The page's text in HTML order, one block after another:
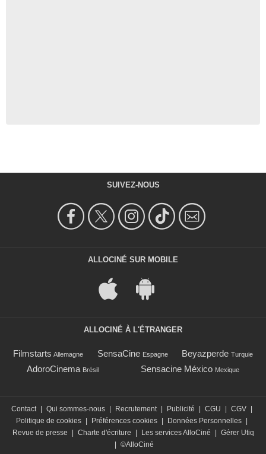
SUIVEZ-NOUS
ALLOCINÉ SUR MOBILE
ALLOCINÉ À L'ÉTRANGER
Filmstarts Allemagne SensaCine Espagne Beyazperde Turquie
AdoroCinema Brésil Sensacine México Mexique
Contact Qui sommes-nous Recrutement Publicité CGU CGV
Politique de cookies
Préférences cookies Données Personnelles
Revue de presse
Charte d'écriture Les services AlloCiné
Gérer Utiq
©AlloCiné